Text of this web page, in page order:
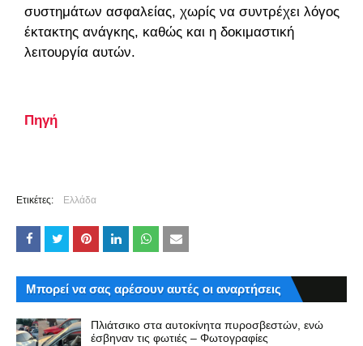
συστημάτων ασφαλείας, χωρίς να συντρέχει λόγος
έκτακτης ανάγκης, καθώς και η δοκιμαστική
λειτουργία αυτών.
Πηγή
Ετικέτες: Ελλάδα
Μπορεί να σας αρέσουν αυτές οι αναρτήσεις
Πλιάτσικο στα αυτοκίνητα πυροσβεστών, ενώ
έσβηναν τις φωτιές – Φωτογραφίες